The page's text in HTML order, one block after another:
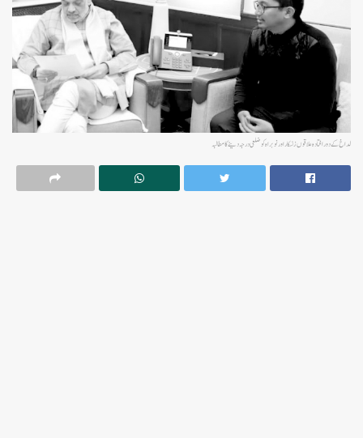
لداخ کے دورافتادہ علاقوں زنسکار اور نوبراہ کو ضلعی درجہ دینے کامطالبہ